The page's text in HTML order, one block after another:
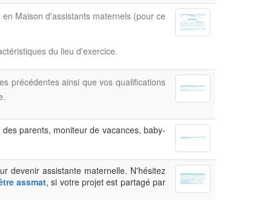
Maison d'assistants maternels (pour ce
du lieu d'exercice.
précédentes ainsi que vos qualifications
parents, moniteur de vacances, baby-
devenir assistante maternelle. N'hésitez
assmat, si votre projet est partagé par